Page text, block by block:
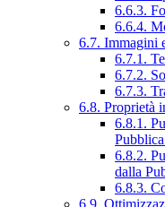
6.6.3.
6.6.4.
6.7. Immagini
6.7.1.
6.7.2.
6.7.3.
6.8. Proprietà
6.8.1.
6.8.2.
dalla
6.8.3.
6.9.